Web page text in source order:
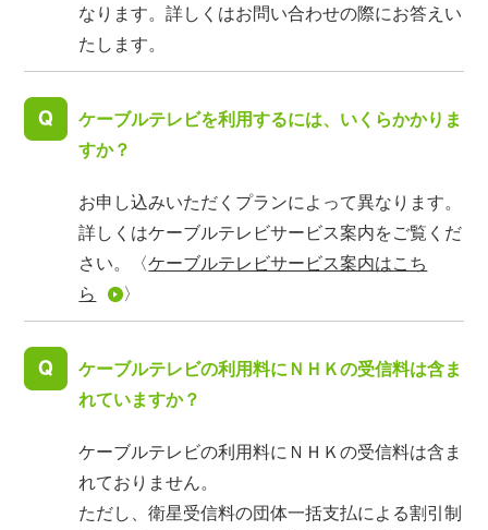
なります。詳しくはお問い合わせの際にお答えい
たします。
ケーブルテレビを利用するには、いくらかかりま
すか？
お申し込みいただくプランによって異なります。
詳しくはケーブルテレビサービス案内をご覧くだ
さい。〈ケーブルテレビサービス案内はこち
ら
〉
ケーブルテレビの利用料にＮＨＫの受信料は含ま
れていますか？
ケーブルテレビの利用料にＮＨＫの受信料は含ま
れておりません。
ただし、衛星受信料の団体一括支払による割引制